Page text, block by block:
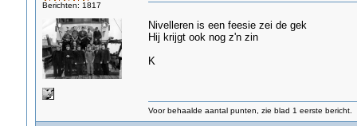
Berichten: 1817
Nivelleren is een feesie zei de gek
Hij krijgt ook nog z'n zin
K
Voor behaalde aantal punten, zie blad 1 eerste bericht.